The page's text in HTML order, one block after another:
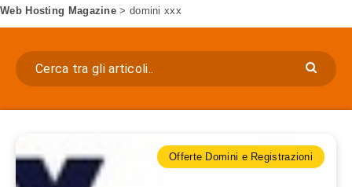
Web Hosting Magazine > domini xxx
Offerte Domini e Registrazioni